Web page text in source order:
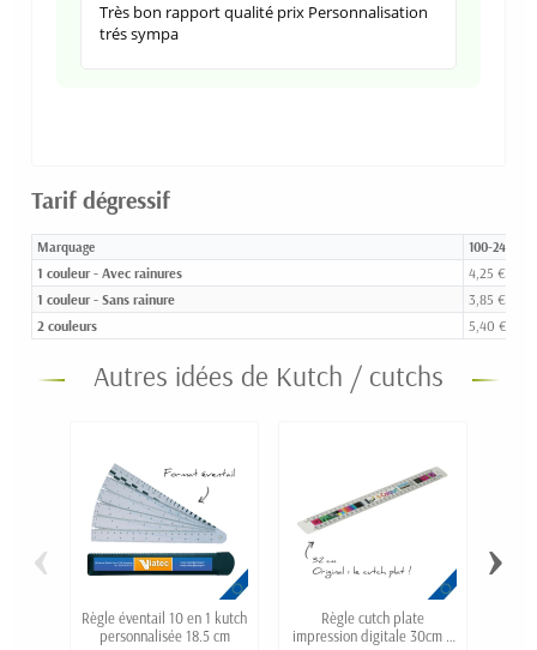
Très bon rapport qualité prix Personnalisation
trés sympa
Tarif dégressif
Marquage 100-249
1 couleur - Avec rainures
4,25 €
1 couleur - Sans rainure
3,85 €
2 couleurs
5,40 €
Autres idées de Kutch / cutchs
Règle éventail 10 en 1 kutch
personnalisée 18.5 cm
Règle cutch plate
impression digitale 30cm 8
‹ ›